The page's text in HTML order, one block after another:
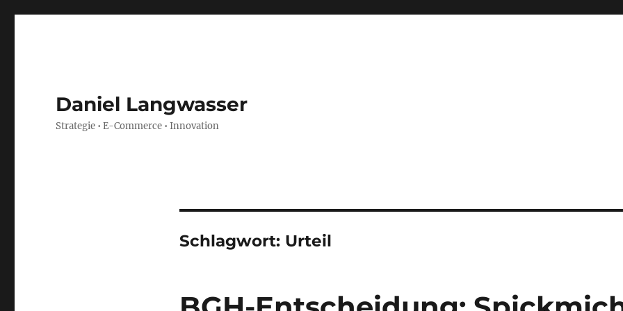
Daniel Langwasser
Strategie • E-Commerce • Innovation
Schlagwort: Urteil